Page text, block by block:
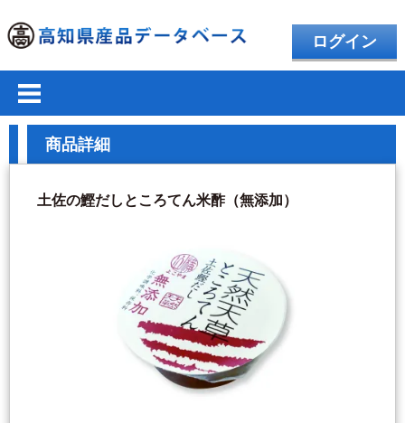
ログイン
商品詳細
土佐の鰹だしところてん米酢（無添加）